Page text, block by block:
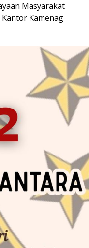
Masyarakat
Kamenag